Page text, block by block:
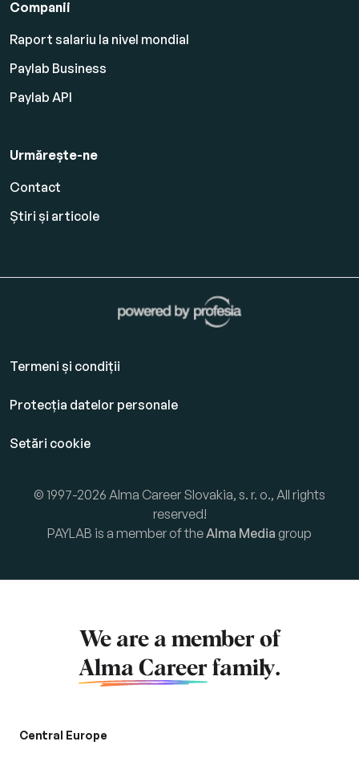
Companii
Raport salariu la nivel mondial
Paylab Business
Paylab API
Urmărește-ne
Contact
Știri și articole
Termeni și condiții
Protecția datelor personale
Setări cookie
© 1997-2026 Alma Career Slovakia, s. r. o., All rights
reserved!
PAYLAB is a member of theAlma Media group
We are a member of
Alma Career family.
Central Europe